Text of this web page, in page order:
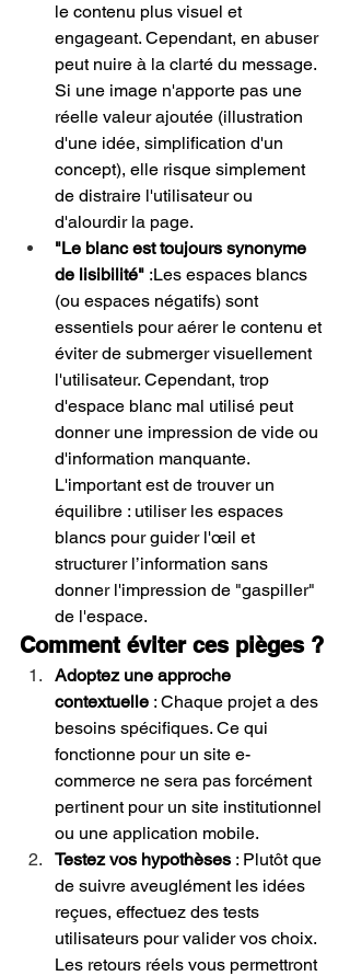
le contenu plus visuel et
engageant. Cependant, en abuser
peut nuire à la clarté du message.
Si une image n'apporte pas une
réelle valeur ajoutée (illustration
d'une idée, simplification d'un
concept), elle risque simplement
de distraire l'utilisateur ou
d'alourdir la page.
"Le blanc est toujours synonyme
de lisibilité" :Les espaces blancs
(ou espaces négatifs) sont
essentiels pour aérer le contenu et
éviter de submerger visuellement
l'utilisateur. Cependant, trop
d'espace blanc mal utilisé peut
donner une impression de vide ou
d'information manquante.
L'important est de trouver un
équilibre : utiliser les espaces
blancs pour guider l'œil et
structurer l’information sans
donner l'impression de "gaspiller"
de l'espace.
Comment éviter ces pièges ?
Adoptez une approche
contextuelle : Chaque projet a des
besoins spécifiques. Ce qui
fonctionne pour un site e-
commerce ne sera pas forcément
pertinent pour un site institutionnel
ou une application mobile.
Testez vos hypothèses : Plutôt que
de suivre aveuglément les idées
reçues, effectuez des tests
utilisateurs pour valider vos choix.
Les retours réels vous permettront